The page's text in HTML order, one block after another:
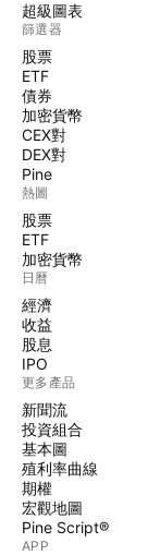
超級圖表
篩選器
股票
ETF
債券
加密貨幣
CEX對
DEX對
Pine
熱圖
股票
ETF
加密貨幣
日曆
經濟
收益
股息
IPO
更多產品
新聞流
投資組合
基本圖
殖利率曲線
期權
宏觀地圖
Pine Script®
APP